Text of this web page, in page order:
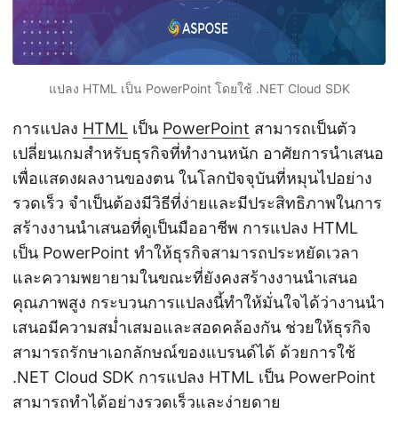
แปลง HTML เป็น PowerPoint โดยใช้ .NET Cloud SDK
การแปลง HTML เป็น PowerPoint สามารถเป็นตัว
เปลี่ยนเกมสำหรับธุรกิจที่ทำงานหนัก อาศัยการนำเสนอ
เพื่อแสดงผลงานของตน ในโลกปัจจุบันที่หมุนไปอย่าง
รวดเร็ว จำเป็นต้องมีวิธีที่ง่ายและมีประสิทธิภาพในการ
สร้างงานนำเสนอที่ดูเป็นมืออาชีพ การแปลง HTML
เป็น PowerPoint ทำให้ธุรกิจสามารถประหยัดเวลา
และความพยายามในขณะที่ยังคงสร้างงานนำเสนอ
คุณภาพสูง กระบวนการแปลงนี้ทำให้มั่นใจได้ว่างานนำ
เสนอมีความสม่ำเสมอและสอดคล้องกัน ช่วยให้ธุรกิจ
สามารถรักษาเอกลักษณ์ของแบรนด์ได้ ด้วยการใช้
.NET Cloud SDK การแปลง HTML เป็น PowerPoint
สามารถทำได้อย่างรวดเร็วและง่ายดาย